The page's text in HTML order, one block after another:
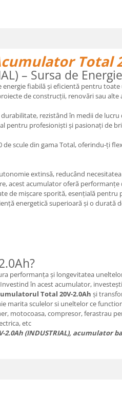
Total
– Sursa de
energie fiabilă și eficientă pentru
de construcții, renovări sau
rezistând în medii de
pentru profesioniști și pasionați de
de scule din gama Total, oferindu-ți
extinsă, reducând
acest acumulator oferă
de mișcare sporită, esențială
energetică superioară și o
performanța și longevitatea
în acest acumulator,
Total 20V-2.0Ah și
marita sculelor si uneltelor ce
motocoasa, compresor, ferastrau
etc
(INDUSTRIAL),